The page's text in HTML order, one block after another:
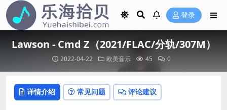
登录
Lawson - Cmd Z（2021/FLAC/分轨/307M）
2022-04-22 欧美音乐 45 0
详情介绍 常见问题 评论建议